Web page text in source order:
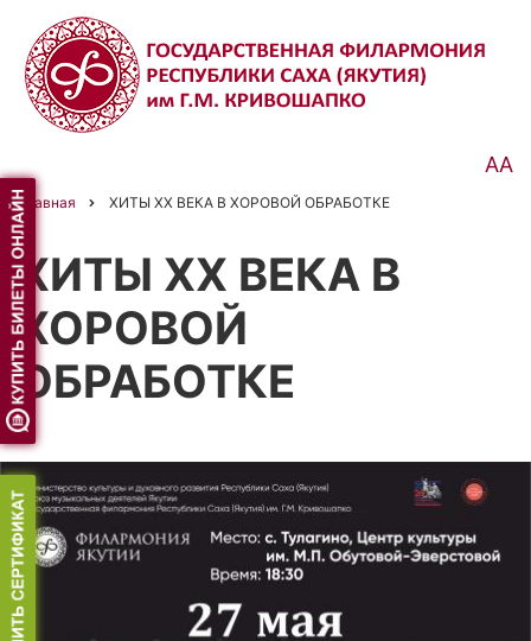
Перейти
основному
содержанию
АА
Строка
навигации
Главная ХИТЫ ХХ ВЕКА В ХОРОВОЙ ОБРАБОТКЕ
ХИТЫ ХХ ВЕКА В
ХОРОВОЙ
ОБРАБОТКЕ